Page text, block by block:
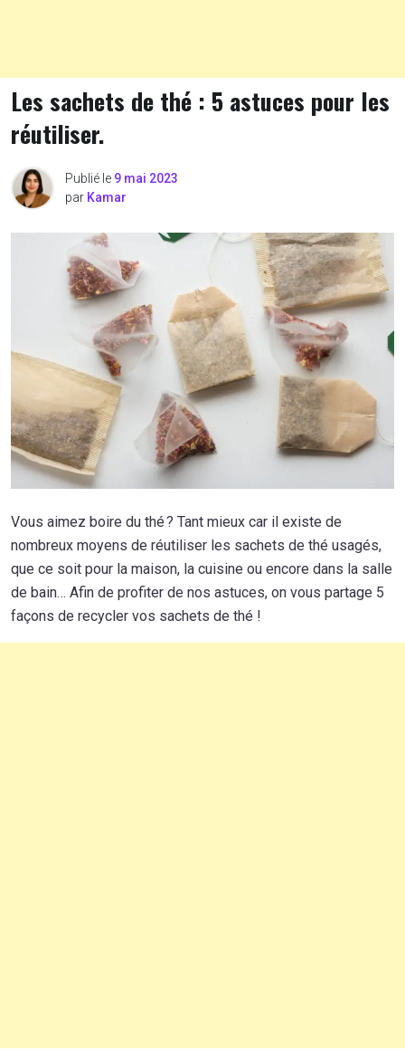
Les sachets de thé : 5 astuces pour les
réutiliser.
Publié le 9 mai 2023
par Kamar
Vous aimez boire du thé ? Tant mieux car il existe de
nombreux moyens de réutiliser les sachets de thé usagés,
que ce soit pour la maison, la cuisine ou encore dans la salle
de bain… Afin de profiter de nos astuces, on vous partage 5
façons de recycler vos sachets de thé !